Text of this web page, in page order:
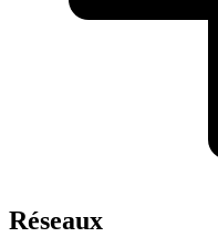
Réseaux